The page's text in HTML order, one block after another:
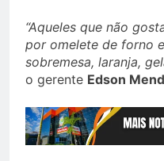
“Aqueles que não
por omelete de forno
sobremesa, laranja,
o gerente Edson